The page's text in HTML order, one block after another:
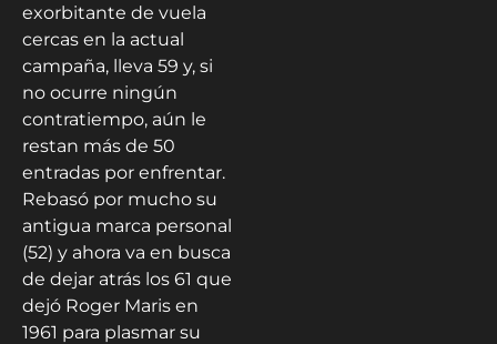
exorbitante de vuela
cercas en la actual
campaña, lleva 59 y, si
no ocurre ningún
contratiempo, aún le
restan más de 50
entradas por enfrentar.
Rebasó por mucho su
antigua marca personal
(52) y ahora va en busca
de dejar atrás los 61 que
dejó Roger Maris en
1961 para plasmar su